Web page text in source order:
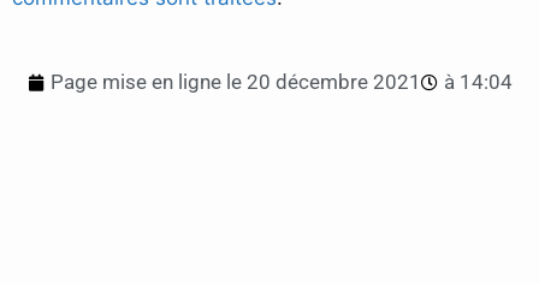
Page mise en ligne le 20 décembre 2021 à 14:04